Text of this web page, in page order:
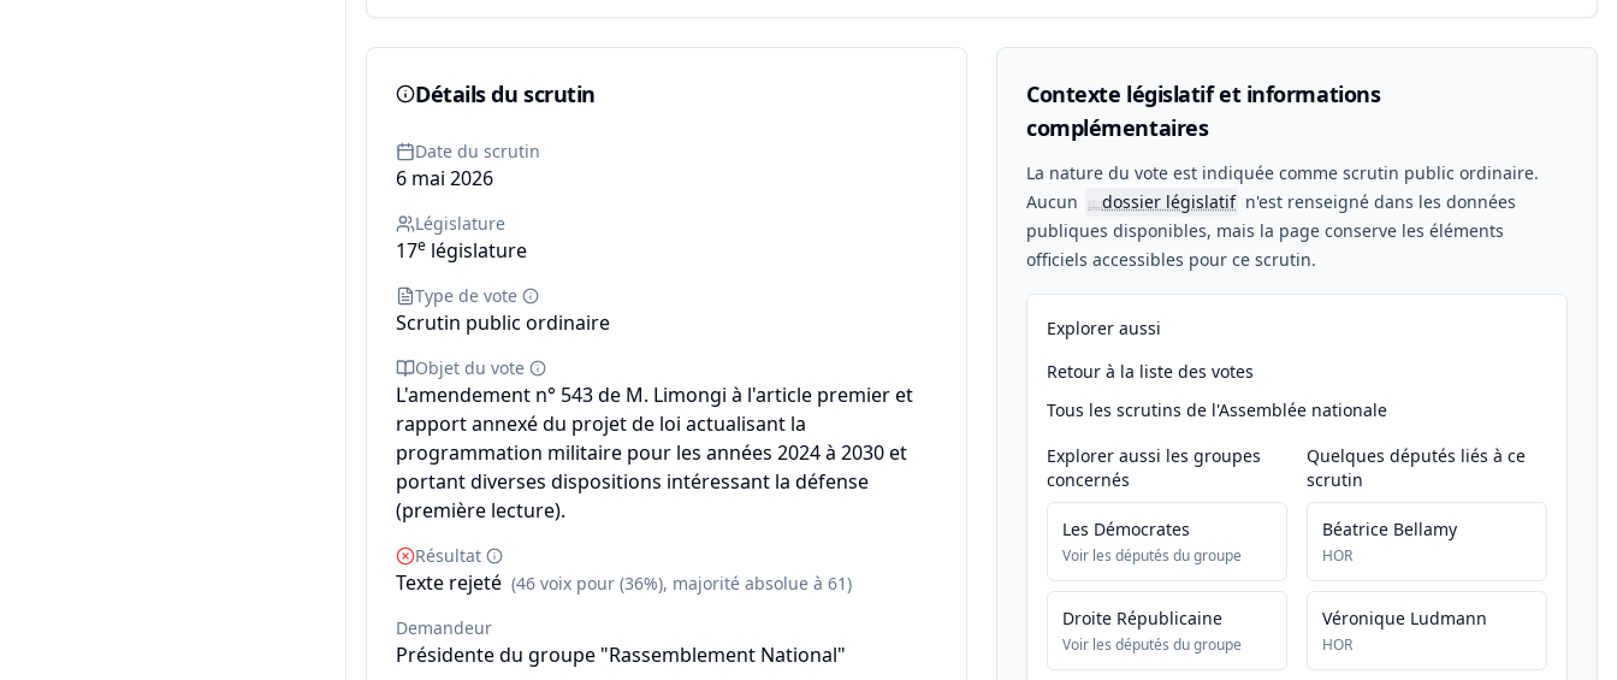
Détails du scrutin
Date du scrutin
6 mai 2026
Législature
17e législature
Type de vote
Scrutin public ordinaire
Objet du vote
L'amendement n° 543 de M. Limongi à l'article premier et
rapport annexé du projet de loi actualisant la
programmation militaire pour les années 2024 à 2030 et
portant diverses dispositions intéressant la défense
(première lecture).
Résultat
Texte rejeté (46 voix pour (36%), majorité absolue à 61)
Demandeur
Présidente du groupe "Rassemblement National"
Contexte législatif et informations
complémentaires
La nature du vote est indiquée comme scrutin public ordinaire.
Aucun
📖dossier législatif n'est renseigné dans les données
publiques disponibles, mais la page conserve les éléments
officiels accessibles pour ce scrutin.
Explorer aussi
Retour à la liste des votes
Tous les scrutins de l'Assemblée nationale
Explorer aussi les groupes
concernés
Les Démocrates
Voir les députés du groupe
Droite Républicaine
Voir les députés du groupe
Quelques députés liés à ce
scrutin
Béatrice Bellamy
HOR
Véronique Ludmann
HOR